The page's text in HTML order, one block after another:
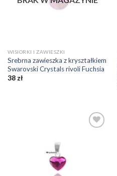
WISIORKI I ZAWIESZKI
Srebrna zawieszka z kryształkiem
Swarovski Crystals rivoli Fuchsia
38 zł